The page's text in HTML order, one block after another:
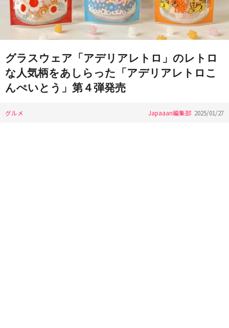
グラスウェア「アデリアレトロ」のレトロ
な人気柄をあしらった「アデリアレトロこ
んぺいとう」第４弾発売
グルメ Japaaan編集部 2025/01/27